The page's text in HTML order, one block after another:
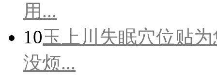
用...
10玉上川失眠穴位贴
没烦...